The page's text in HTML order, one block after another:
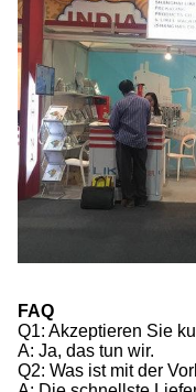
FAQ
Q1: Akzeptieren Sie
A: Ja, das tun wir.
Q2: Was ist mit der